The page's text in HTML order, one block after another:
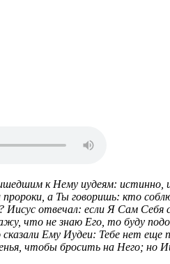
к Нему иудеям:
пророки, а Ты говоришь: кто
Иисус отвечал: если Я Сам
что не знаю Его, то буду
сказали Ему Иудеи: Тебе нет
чтобы бросить на Него; но